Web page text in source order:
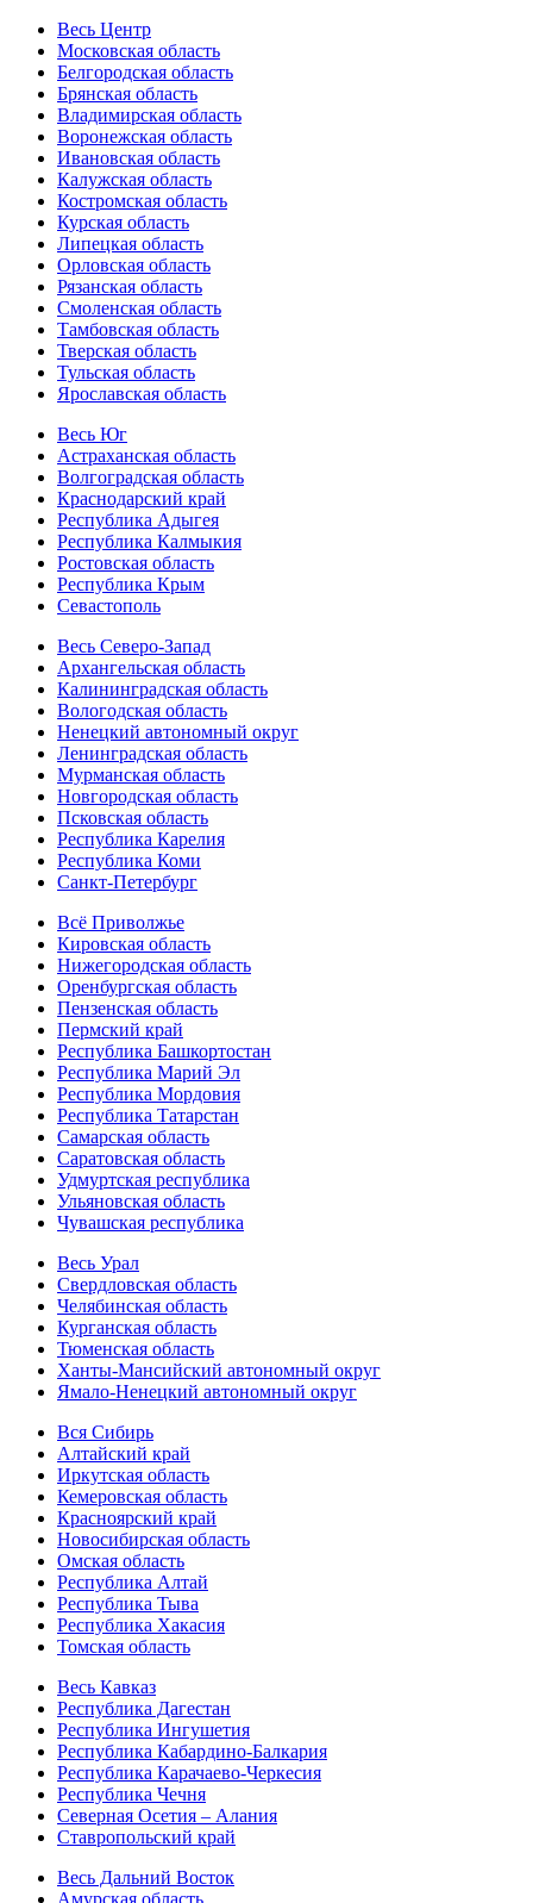
Весь Центр
Московская область
Белгородская область
Брянская область
Владимирская область
Воронежская область
Ивановская область
Калужская область
Костромская область
Курская область
Липецкая область
Орловская область
Рязанская область
Смоленская область
Тамбовская область
Тверская область
Тульская область
Ярославская область
Весь Юг
Астраханская область
Волгоградская область
Краснодарский край
Республика Адыгея
Республика Калмыкия
Ростовская область
Республика Крым
Севастополь
Весь Северо-Запад
Архангельская область
Калининградская область
Вологодская область
Ненецкий автономный округ
Ленинградская область
Мурманская область
Новгородская область
Псковская область
Республика Карелия
Республика Коми
Санкт-Петербург
Всё Приволжье
Кировская область
Нижегородская область
Оренбургская область
Пензенская область
Пермский край
Республика Башкортостан
Республика Марий Эл
Республика Мордовия
Республика Татарстан
Самарская область
Саратовская область
Удмуртская республика
Ульяновская область
Чувашская республика
Весь Урал
Свердловская область
Челябинская область
Курганская область
Тюменская область
Ханты-Мансийский автономный округ
Ямало-Ненецкий автономный округ
Вся Сибирь
Алтайский край
Иркутская область
Кемеровская область
Красноярский край
Новосибирская область
Омская область
Республика Алтай
Республика Тыва
Республика Хакасия
Томская область
Весь Кавказ
Республика Дагестан
Республика Ингушетия
Республика Кабардино-Балкария
Республика Карачаево-Черкесия
Республика Чечня
Северная Осетия – Алания
Ставропольский край
Весь Дальний Восток
Амурская область